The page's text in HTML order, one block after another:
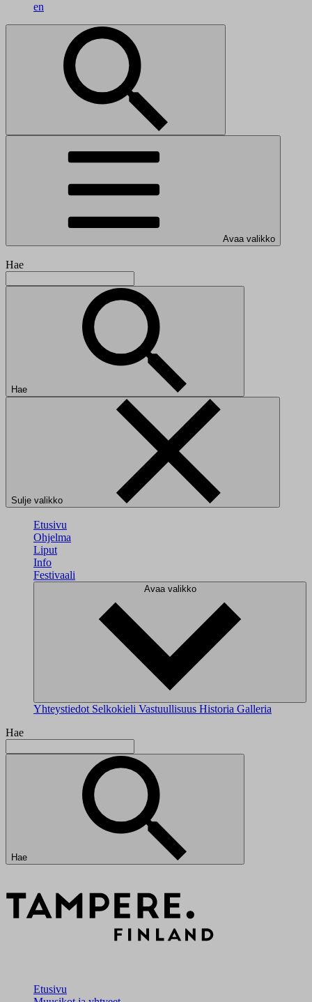
en
Avaa valikko
Hae
Hae
Sulje valikko
Etusivu
Ohjelma
Liput
Info
Festivaali
Avaa valikko
Yhteystiedot Selkokieli Vastuullisuus Historia Galleria
Hae
Hae
Etusivu